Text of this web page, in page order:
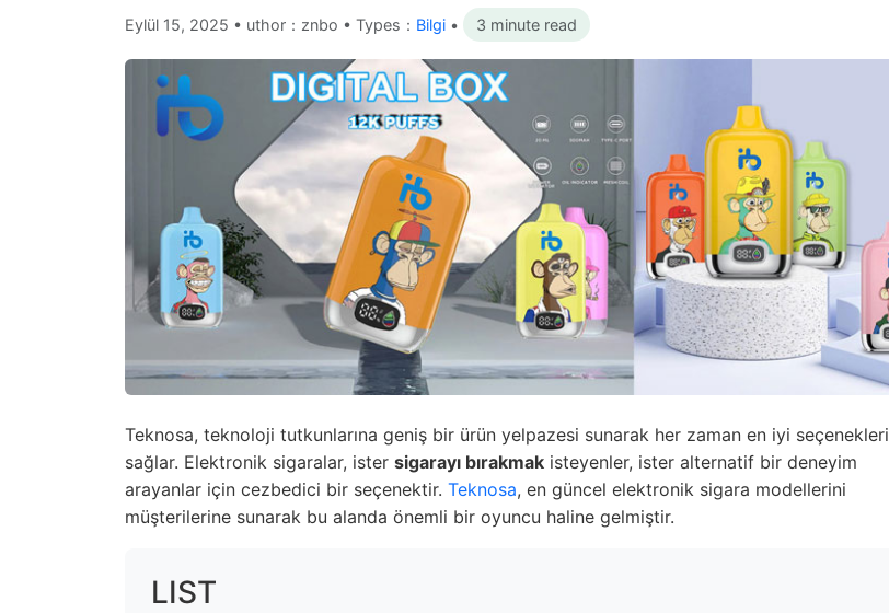
Eylül 15, 2025 • uthor：znbo • Types： Bilgi • 3 minute read
Teknosa, teknoloji tutkunlarına geniş bir ürün yelpazesi sunarak her zaman en iyi seçenekleri
sağlar. Elektronik sigaralar, ister sigarayı bırakmak isteyenler, ister alternatif bir deneyim
arayanlar için cezbedici bir seçenektir. Teknosa, en güncel elektronik sigara modellerini
müşterilerine sunarak bu alanda önemli bir oyuncu haline gelmiştir.
LIST